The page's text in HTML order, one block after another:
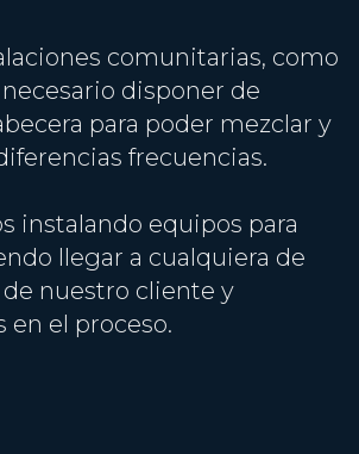
comunitarias, como
disponer de
para poder mezclar y
frecuencias.
instalando equipos para
llegar a cualquiera de
nuestro cliente y
en el proceso.